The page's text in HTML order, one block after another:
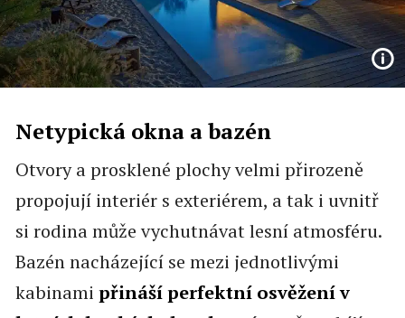
Netypická okna a bazén
Otvory a prosklené plochy velmi přirozeně
propojují interiér s exteriérem, a tak i uvnitř
si rodina může vychutnávat lesní atmosféru.
Bazén nacházející se mezi jednotlivými
kabinami přináší perfektní osvěžení v